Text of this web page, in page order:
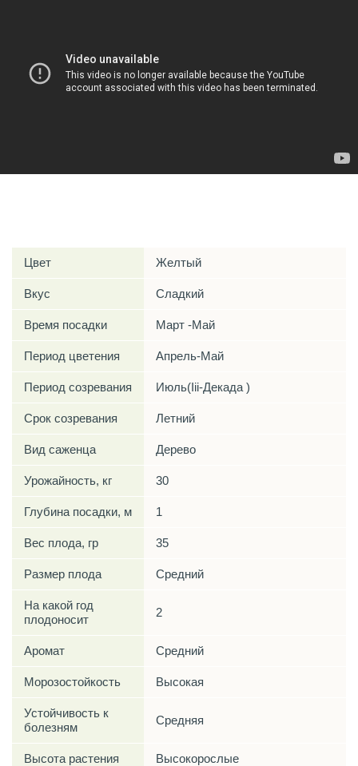
Цвет Желтый
Вкус Сладкий
Время посадки Март -Май
Период цветения Апрель-Май
Период созревания Июль(Iii-Декада )
Срок созревания Летний
Вид саженца Дерево
Урожайность, кг 30
Глубина посадки, м 1
Вес плода, гр 35
Размер плода Средний
На какой год
плодоносит
2
Аромат Средний
Морозостойкость Высокая
Устойчивость к
болезням
Средняя
Высота растения Высокорослые